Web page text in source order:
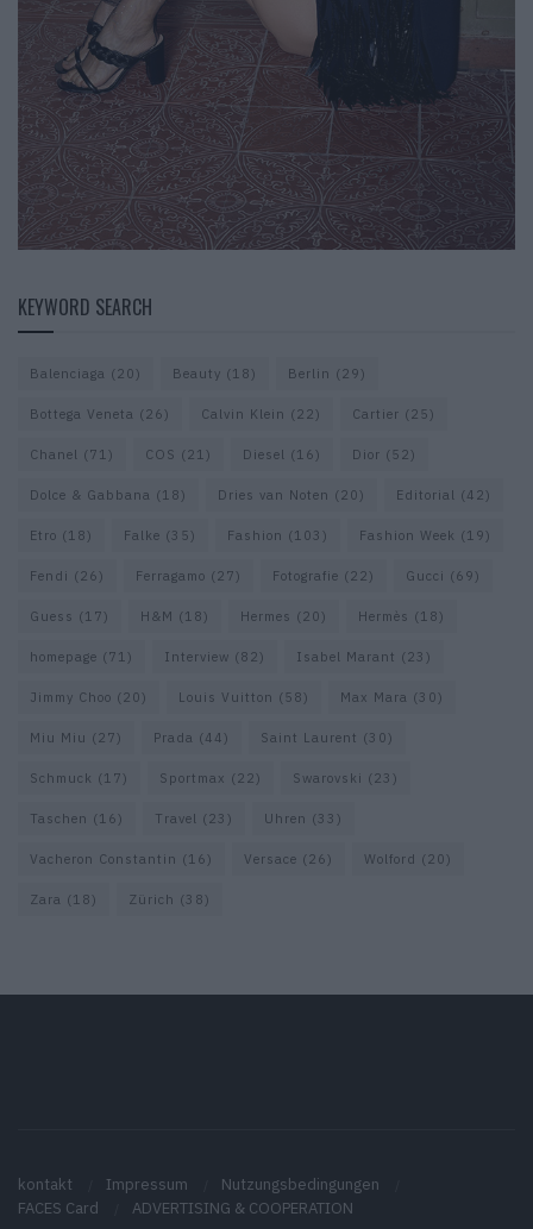
KEYWORD SEARCH
Balenciaga (20) Beauty (18) Berlin (29)
Bottega Veneta (26) Calvin Klein (22) Cartier (25)
Chanel (71) COS (21) Diesel (16) Dior (52)
Dolce & Gabbana (18) Dries van Noten (20) Editorial (42)
Etro (18) Falke (35) Fashion (103) Fashion Week (19)
Fendi (26) Ferragamo (27) Fotografie (22) Gucci (69)
Guess (17) H&M (18) Hermes (20) Hermès (18)
homepage (71) Interview (82) Isabel Marant (23)
Jimmy Choo (20) Louis Vuitton (58) Max Mara (30)
Miu Miu (27) Prada (44) Saint Laurent (30)
Schmuck (17) Sportmax (22) Swarovski (23)
Taschen (16) Travel (23) Uhren (33)
Vacheron Constantin (16) Versace (26) Wolford (20)
Zara (18) Zürich (38)
kontakt Impressum
Nutzungsbedingungen
FACES Card
ADVERTISING & COOPERATION